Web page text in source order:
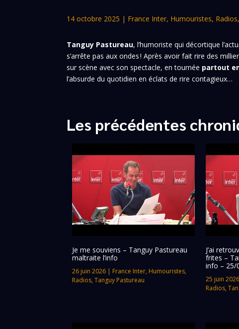
14 octobre 2025 | France Inter, Humouristes, Radios,
Tanguy Pastureau, l’humoriste qui décortique
s’arrête pas aux ondes ! Après avoir fait rire des
sur scène avec son spectacle, en tournée partout
l’absurde du quotidien en éclats de rire contagieux…
Les précédentes
Je me souviens – Tanguy Pastureau
maltraite l’info
26 juin 2026 | France Inter, Humouristes,
Radios,Tanguy Pastureau
J’ai
frites –
info – 25/
25 juin 2026
Radios,